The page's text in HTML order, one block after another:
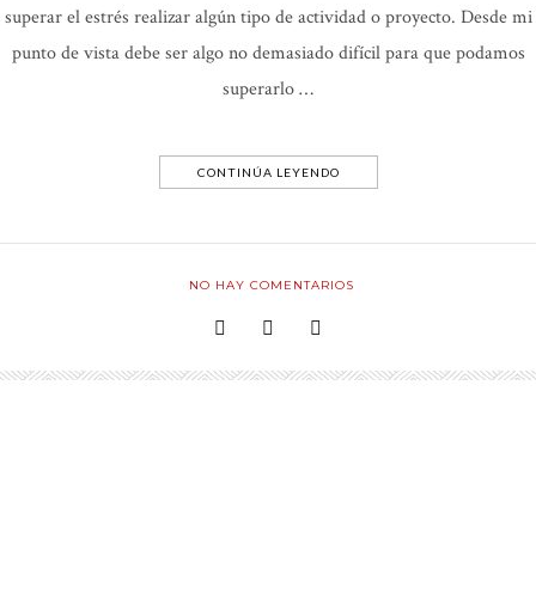
superar el estrés realizar algún tipo de actividad o proyecto. Desde mi
punto de vista debe ser algo no demasiado difícil para que podamos
superarlo …
CONTINÚA LEYENDO
NO HAY COMENTARIOS